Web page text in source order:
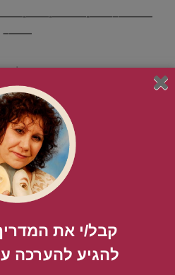
—————-——-——–——-
——–
.
איך לפתור את
ולהצליח בגדול
רוצים לפתור את הצורך החזק
קבל/י את
להגיע להערכה